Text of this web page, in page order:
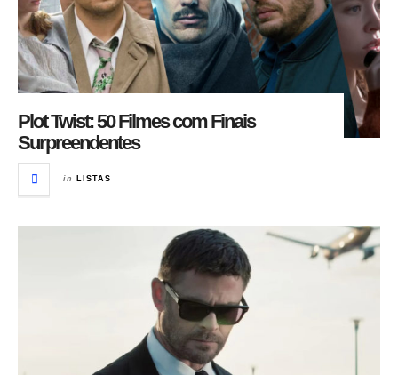
Plot Twist: 50 Filmes com Finais
Surpreendentes
in LISTAS